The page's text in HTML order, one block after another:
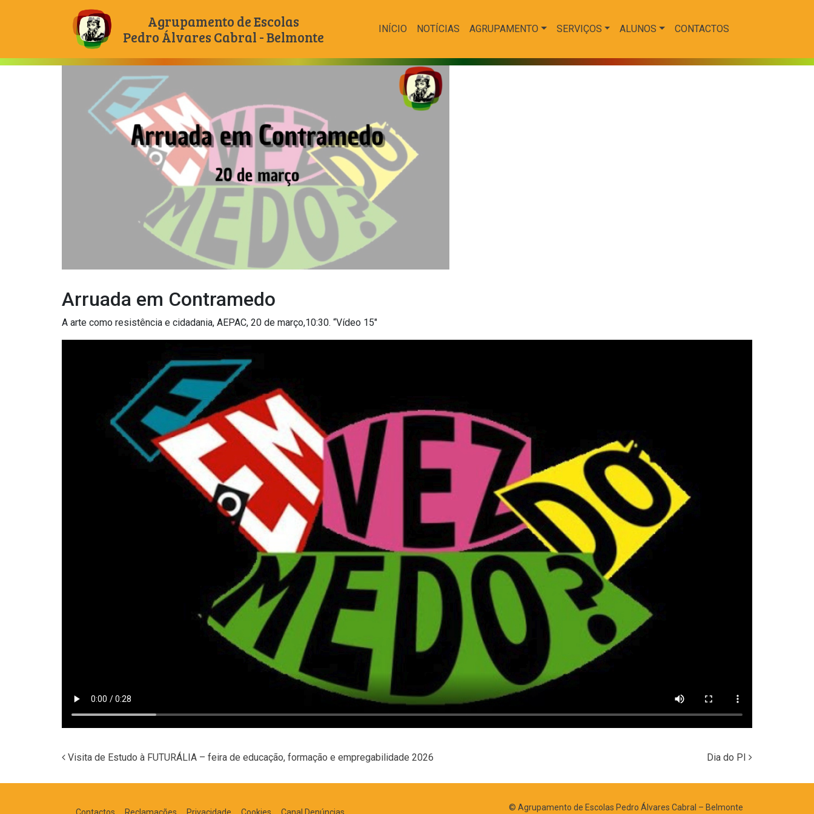
Main Navigation
Agrupamento de Escolas
Pedro Álvares Cabral - Belmonte
INÍCIO NOTÍCIAS AGRUPAMENTO SERVIÇOS ALUNOS CONTACTOS
Arruada em Contramedo
A arte como resistência e cidadania, AEPAC, 20 de março,10:30. “Vídeo 15″
Visita de Estudo à FUTURÁLIA – feira de educação, formação e empregabilidade 2026 Dia do PI
© Agrupamento de Escolas Pedro Álvares Cabral – Belmonte